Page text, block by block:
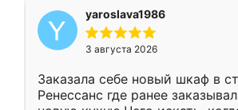
yaroslava1986
3 августа 2026
Заказала себе новый шкаф в
Ренессанс где ранее